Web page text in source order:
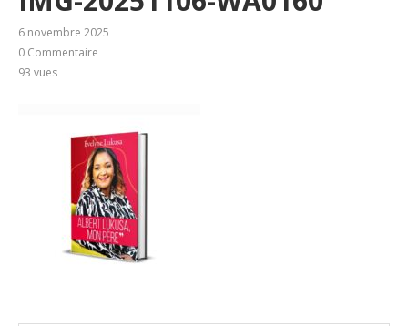
6 novembre 2025
0 Commentaire
93 vues